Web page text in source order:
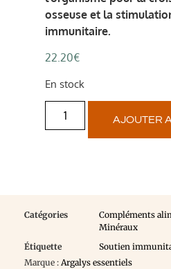
osseuse et la
immunitaire.
22.20€
En stock
AJOUTER
Catégories Compléments
Minéraux
Étiquette
Soutien
Marque : Argalys essentiels